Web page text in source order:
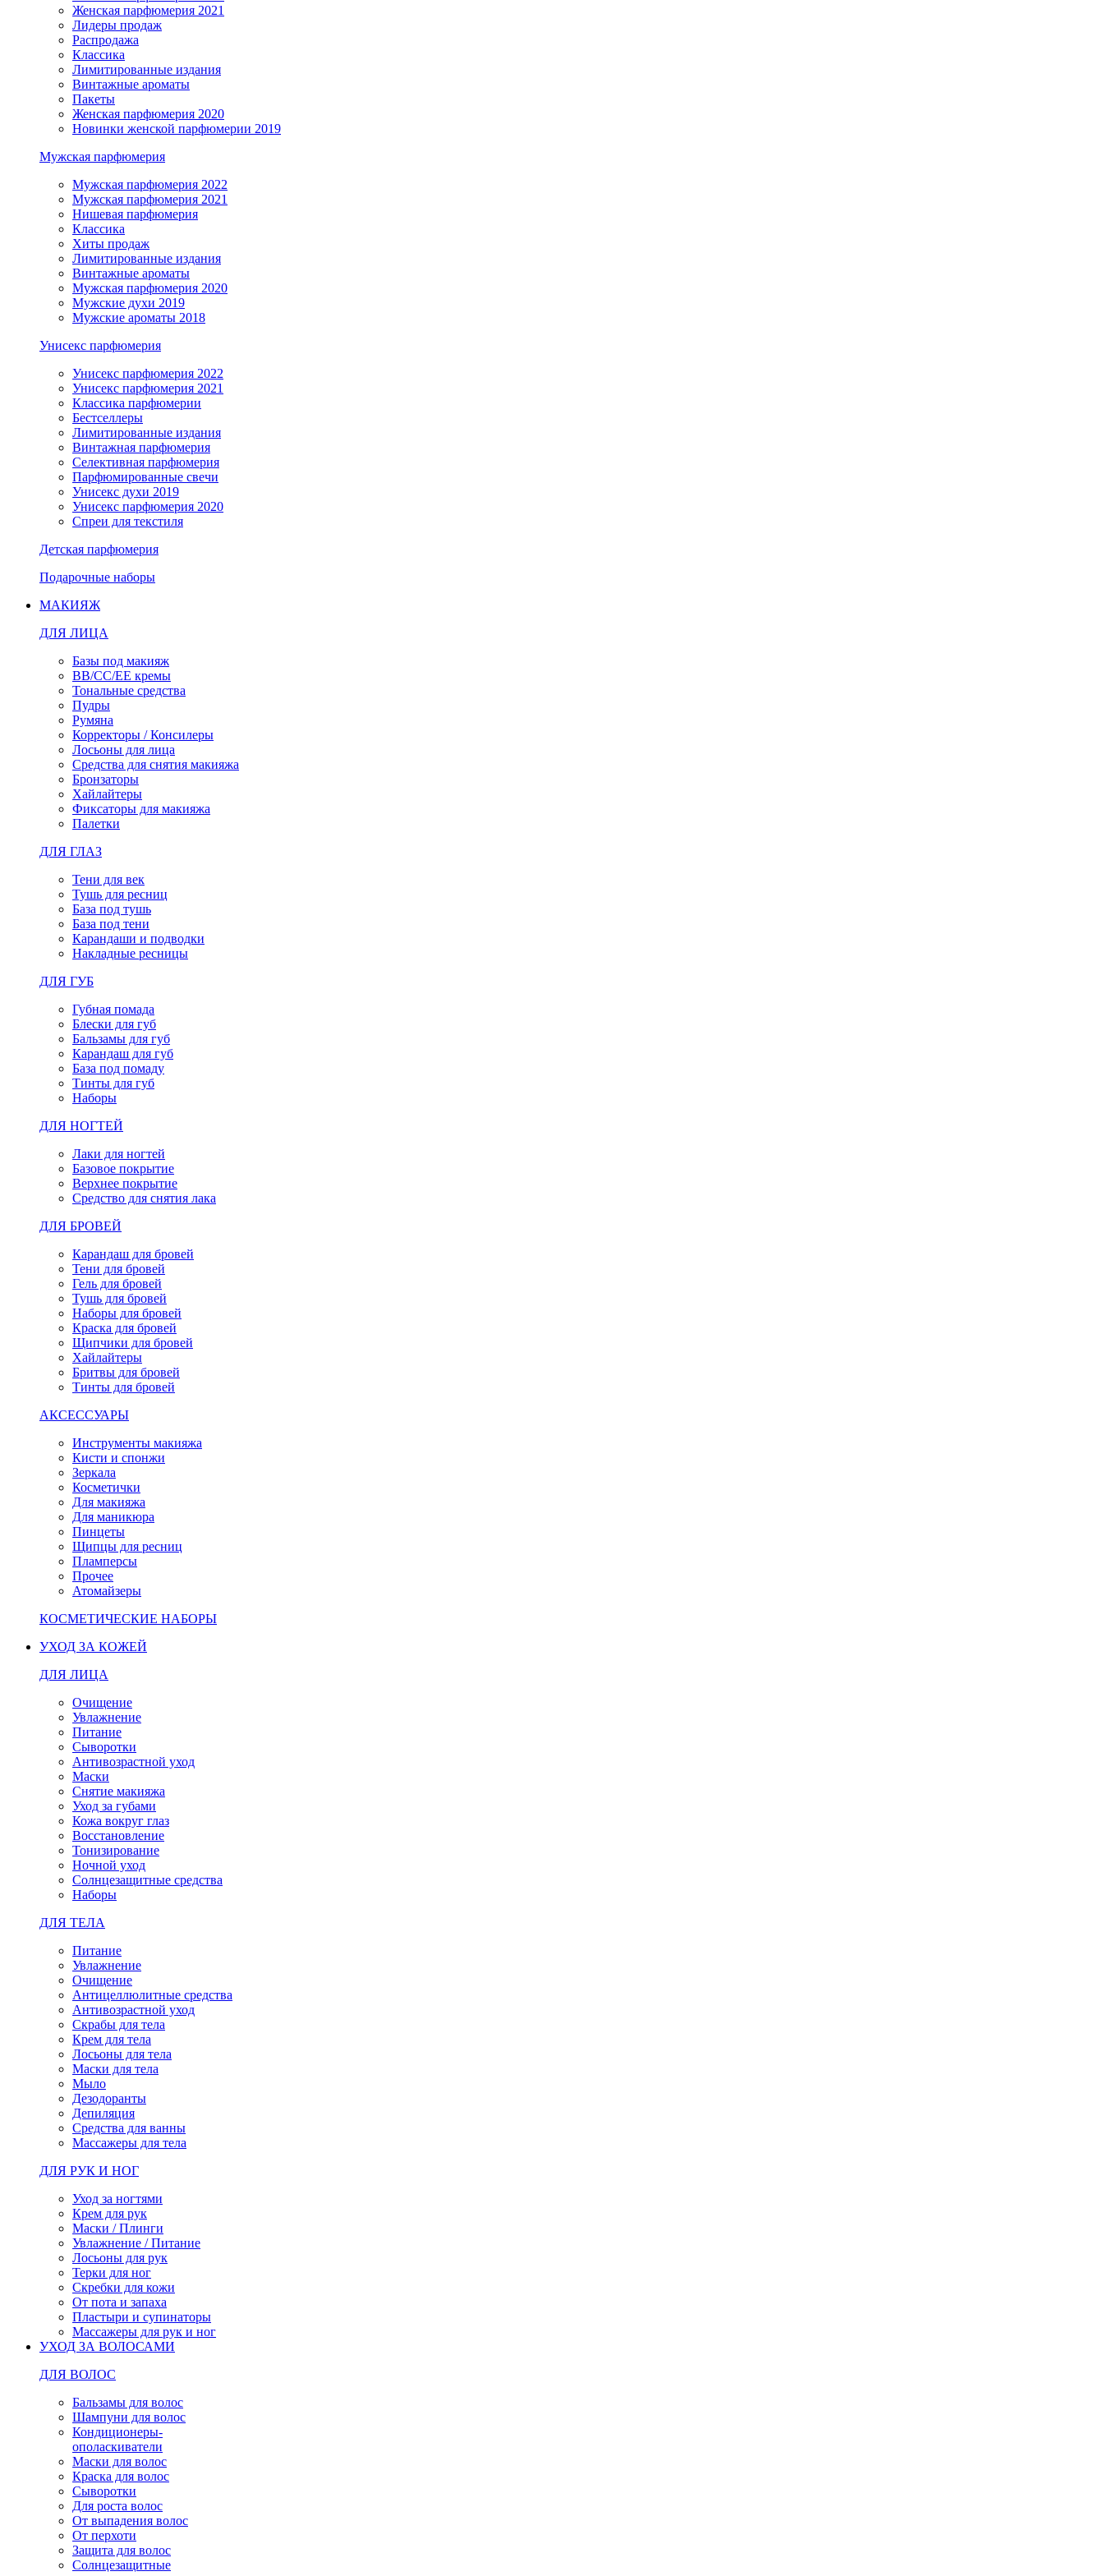
Женская парфюмерия 2021
Лидеры продаж
Распродажа
Классика
Лимитированные издания
Винтажные ароматы
Пакеты
Женская парфюмерия 2020
Новинки женской парфюмерии 2019
Мужская парфюмерия
Мужская парфюмерия 2022
Мужская парфюмерия 2021
Нишевая парфюмерия
Классика
Хиты продаж
Лимитированные издания
Винтажные ароматы
Мужская парфюмерия 2020
Мужские духи 2019
Мужские ароматы 2018
Унисекс парфюмерия
Унисекс парфюмерия 2022
Унисекс парфюмерия 2021
Классика парфюмерии
Бестселлеры
Лимитированные издания
Винтажная парфюмерия
Селективная парфюмерия
Парфюмированные свечи
Унисекс духи 2019
Унисекс парфюмерия 2020
Спреи для текстиля
Детская парфюмерия
Подарочные наборы
МАКИЯЖ
ДЛЯ ЛИЦА
Базы под макияж
BB/CC/EE кремы
Тональные средства
Пудры
Румяна
Корректоры / Консилеры
Лосьоны для лица
Средства для снятия макияжа
Бронзаторы
Хайлайтеры
Фиксаторы для макияжа
Палетки
ДЛЯ ГЛАЗ
Тени для век
Тушь для ресниц
База под тушь
База под тени
Карандаши и подводки
Накладные ресницы
ДЛЯ ГУБ
Губная помада
Блески для губ
Бальзамы для губ
Карандаш для губ
База под помаду
Тинты для губ
Наборы
ДЛЯ НОГТЕЙ
Лаки для ногтей
Базовое покрытие
Верхнее покрытие
Средство для снятия лака
ДЛЯ БРОВЕЙ
Карандаш для бровей
Тени для бровей
Гель для бровей
Тушь для бровей
Наборы для бровей
Краска для бровей
Щипчики для бровей
Хайлайтеры
Бритвы для бровей
Тинты для бровей
АКСЕССУАРЫ
Инструменты макияжа
Кисти и спонжи
Зеркала
Косметички
Для макияжа
Для маникюра
Пинцеты
Щипцы для ресниц
Пламперсы
Прочее
Атомайзеры
КОСМЕТИЧЕСКИЕ НАБОРЫ
УХОД ЗА КОЖЕЙ
ДЛЯ ЛИЦА
Очищение
Увлажнение
Питание
Сыворотки
Антивозрастной уход
Маски
Снятие макияжа
Уход за губами
Кожа вокруг глаз
Восстановление
Тонизирование
Ночной уход
Солнцезащитные средства
Наборы
ДЛЯ ТЕЛА
Питание
Увлажнение
Очищение
Антицеллюлитные средства
Антивозрастной уход
Скрабы для тела
Крем для тела
Лосьоны для тела
Маски для тела
Мыло
Дезодоранты
Депиляция
Средства для ванны
Массажеры для тела
ДЛЯ РУК И НОГ
Уход за ногтями
Крем для рук
Маски / Плинги
Увлажнение / Питание
Лосьоны для рук
Терки для ног
Скребки для кожи
От пота и запаха
Пластыри и супинаторы
Массажеры для рук и ног
УХОД ЗА ВОЛОСАМИ
ДЛЯ ВОЛОС
Бальзамы для волос
Шампуни для волос
Кондиционеры-
ополаскиватели
Маски для волос
Краска для волос
Сыворотки
Для роста волос
От выпадения волос
От перхоти
Защита для волос
Солнцезащитные